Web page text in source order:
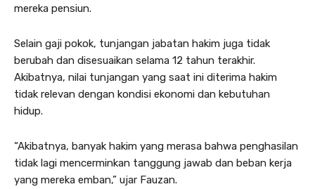
mereka pensiun.
Selain gaji pokok, tunjangan jabatan hakim juga tidak
berubah dan disesuaikan selama 12 tahun terakhir.
Akibatnya, nilai tunjangan yang saat ini diterima hakim
tidak relevan dengan kondisi ekonomi dan kebutuhan
hidup.
“Akibatnya, banyak hakim yang merasa bahwa penghasilan
tidak lagi mencerminkan tanggung jawab dan beban kerja
yang mereka emban,” ujar Fauzan.